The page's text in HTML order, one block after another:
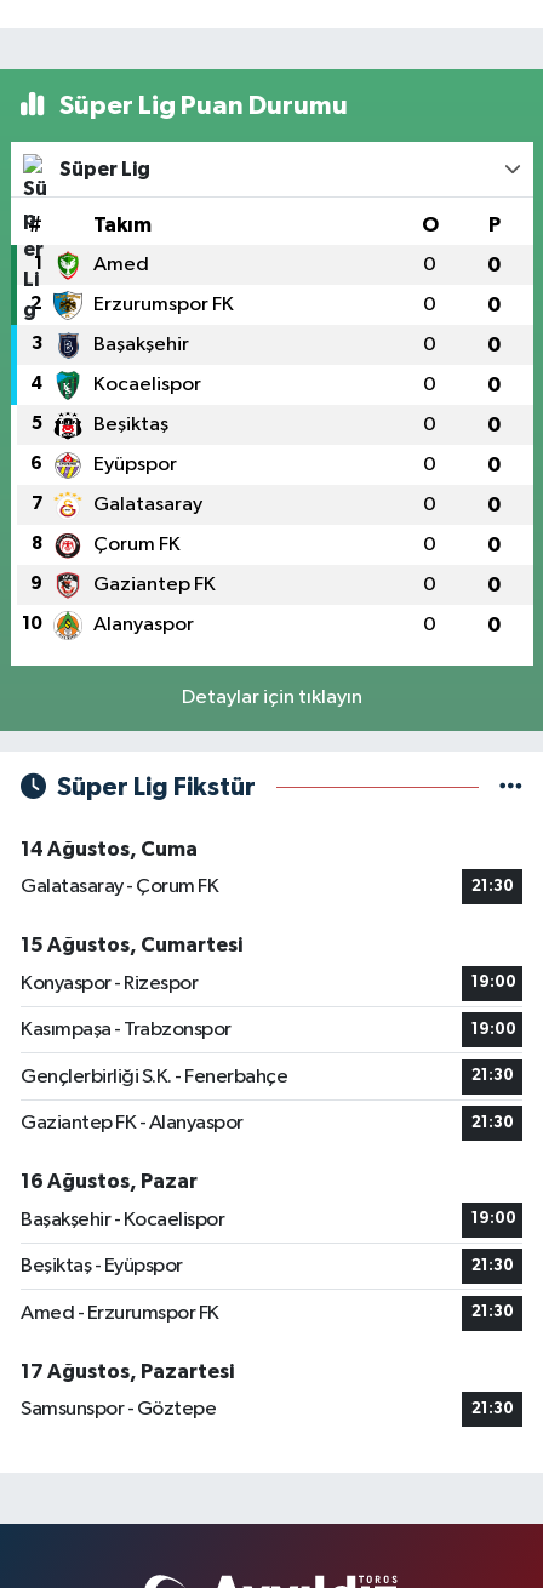
Süper Lig Puan Durumu
Süper Lig
# Takım O P
1 Amed 0 0
2 Erzurumspor FK 0 0
3 Başakşehir 0 0
4 Kocaelispor 0 0
5 Beşiktaş 0 0
6 Eyüpspor 0 0
7 Galatasaray 0 0
8 Çorum FK 0 0
9 Gaziantep FK 0 0
10 Alanyaspor 0 0
Detaylar için tıklayın
Süper Lig Fikstür
14 Ağustos, Cuma
Galatasaray - Çorum FK
21:30
15 Ağustos, Cumartesi
Konyaspor - Rizespor
19:00
Kasımpaşa - Trabzonspor 19:00
Gençlerbirliği S.K. - Fenerbahçe 21:30
Gaziantep FK - Alanyaspor 21:30
16 Ağustos, Pazar
Başakşehir - Kocaelispor
19:00
Beşiktaş - Eyüpspor 21:30
Amed - Erzurumspor FK 21:30
17 Ağustos, Pazartesi
Samsunspor - Göztepe
21:30